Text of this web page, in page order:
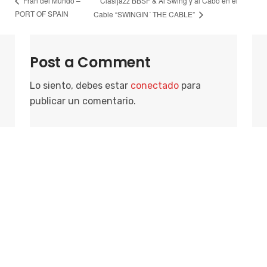
PORT OF SPAIN
Cable “SWINGIN´ THE CABLE”
Post a Comment
Lo siento, debes estar conectado para
publicar un comentario.